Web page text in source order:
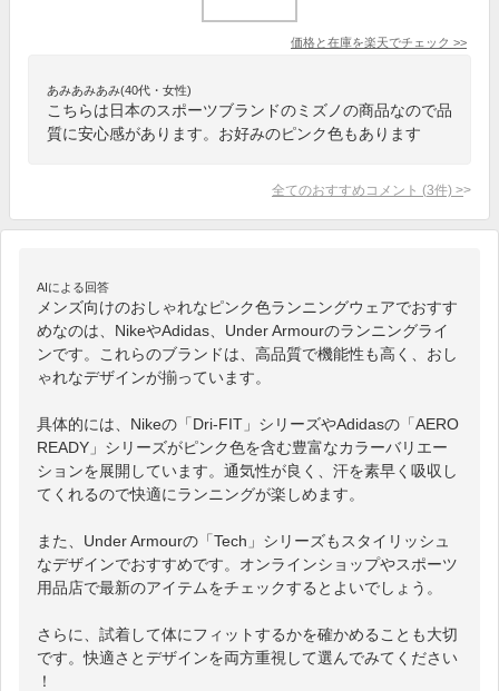
価格と在庫を楽天でチェック >>
あみあみあみ(40代・女性)
こちらは日本のスポーツブランドのミズノの商品なので品
質に安心感があります。お好みのピンク色もあります
全てのおすすめコメント (3件) >
AIによる回答
メンズ向けのおしゃれなピンク色ランニングウェアでおすす
めなのは、NikeやAdidas、Under Armourのランニングライ
ンです。これらのブランドは、高品質で機能性も高く、おし
ゃれなデザインが揃っています。
具体的には、Nikeの「Dri-FIT」シリーズやAdidasの「AERO
READY」シリーズがピンク色を含む豊富なカラーバリエー
ションを展開しています。通気性が良く、汗を素早く吸収し
てくれるので快適にランニングが楽しめます。
また、Under Armourの「Tech」シリーズもスタイリッシュ
なデザインでおすすめです。オンラインショップやスポーツ
用品店で最新のアイテムをチェックするとよいでしょう。
さらに、試着して体にフィットするかを確かめることも大切
です。快適さとデザインを両方重視して選んでみてください
！